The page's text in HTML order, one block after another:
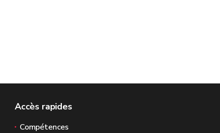
Accès rapides
Compétences